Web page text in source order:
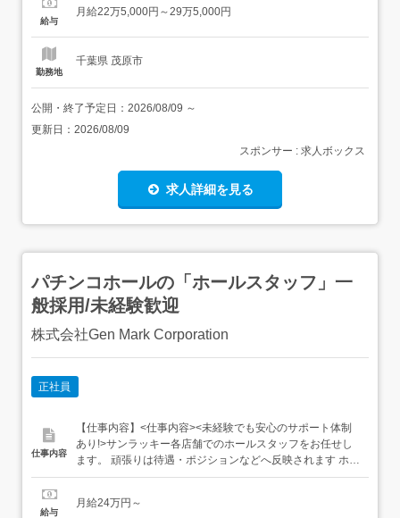
円<手当>住宅手当:15,000円交通費支給:実費(上限あり)...
給与
月給22万5,000円～29万5,000円
勤務地
千葉県 茂原市
公開・終了予定日： 2026/08/09 ～
更新日： 2026/08/09
スポンサー : 求人ボックス
求人詳細を見る
パチンコホールの「ホールスタッフ」一
般採用/未経験歓迎
株式会社Gen Mark Corporation
正社員
仕事内容
【仕事内容】<仕事内容><未経験でも安心のサポート体制
あり!>サンラッキー各店舗でのホールスタッフをお任せし
ます。 頑張りは待遇・ポジションなどへ反映されます ホー
ル業務接客景品交換遊技機や店内清掃遊技台の簡単なトラ
バイトスタッフのシフト管理後輩育成販促物のデザインイ
給与
月給24万円～